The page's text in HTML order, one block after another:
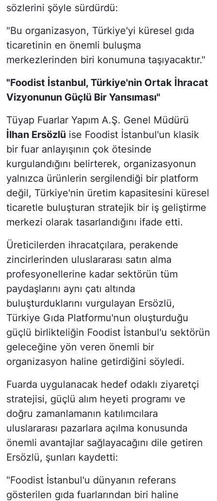
sözlerini şöyle sürdürdü:
"Bu organizasyon, Türkiye'yi küresel gıda
ticaretinin en önemli buluşma
merkezlerinden biri konumuna taşıyacaktır."
"Foodist İstanbul, Türkiye'nin Ortak İhracat
Vizyonunun Güçlü Bir Yansıması"
Tüyap Fuarlar Yapım A.Ş. Genel Müdürü
İlhan Ersözlüise Foodist İstanbul'un klasik
bir fuar anlayışının çok ötesinde
kurgulandığını belirterek, organizasyonun
yalnızca ürünlerin sergilendiği bir platform
değil, Türkiye'nin üretim kapasitesini küresel
ticaretle buluşturan stratejik bir iş geliştirme
merkezi olarak tasarlandığını ifade etti.
Üreticilerden ihracatçılara, perakende
zincirlerinden uluslararası satın alma
profesyonellerine kadar sektörün tüm
paydaşlarını aynı çatı altında
buluşturduklarını vurgulayan Ersözlü,
Türkiye Gıda Platformu'nun oluşturduğu
güçlü birlikteliğin Foodist İstanbul'u sektörün
geleceğine yön veren önemli bir
organizasyon haline getirdiğini söyledi.
Fuarda uygulanacak hedef odaklı ziyaretçi
stratejisi, güçlü alım heyeti programı ve
doğru zamanlamanın katılımcılara
uluslararası pazarlara açılma konusunda
önemli avantajlar sağlayacağını dile getiren
Ersözlü, şunları kaydetti:
"Foodist İstanbul'u dünyanın referans
gösterilen gıda fuarlarından biri haline